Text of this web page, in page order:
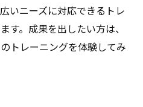
いニーズに対応できるトレ
す。成果を出したい方は、
トレーニングを体験してみ